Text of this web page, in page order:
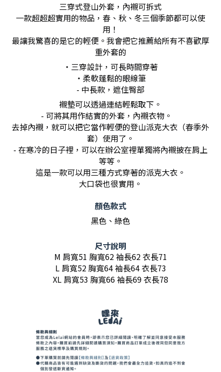
三穿式登山外套，內襯可拆式
一款超超超實用的物品，春、秋、冬三個季節都可以使
用！
最讓我驚喜的是它的輕便。我會把它推薦給所有不喜歡厚
重外套的
・三穿設計，可長時間穿著
・柔軟蓬鬆的眼線筆
- 中長款，遮住臀部
襯墊可以透過連結輕鬆取下。
- 可將其用作結實的外套，內襯衣物。
去掉內襯，就可以把它當作輕便的登山派克大衣（春季外
套）使用了。
- 在寒冷的日子裡，可以在辦公室裡單獨將內襯披在肩上
等等。
這是一款可以用三種方式穿著的派克大衣。
大口袋也很實用。
顏色款式
黑色、綠色
尺寸說明
M 肩寬51 胸寬62 袖長62 衣長71
L 肩寬52 胸寬64 袖長64 衣長73
XL 肩寬53 胸寬66 袖長69 衣長78